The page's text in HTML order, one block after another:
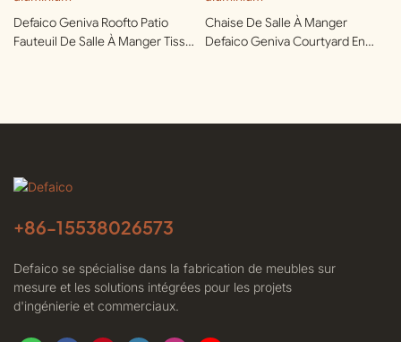
Defaico Geniva Roofto Patio
Fauteuil De Salle À Manger Tissé
Chaise De Salle À Manger
Defaico Geniva Courtyard En
+86-15538026573
Defaico se spécialise dans la fabrication de meubles sur
mesure et les solutions intégrées pour les projets
d'ingénierie et commerciaux.